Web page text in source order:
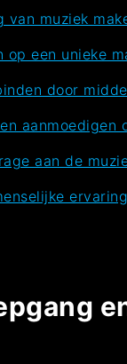
muziek
op een unieke
door
aan de